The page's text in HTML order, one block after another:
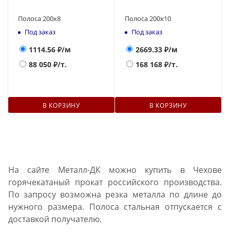
Полоса 200х8
Под заказ
1114.56 ₽/м
88 050 ₽/т.
В КОРЗИНУ
Полоса 200х10
Под заказ
2669.33 ₽/м
168 168 ₽/т.
В КОРЗИНУ
На сайте Металл-ДК можно купить в Чехове
горячекатаный прокат российского производства.
По запросу возможна резка металла по длине до
нужного размера. Полоса стальная отпускается с
доставкой получателю.